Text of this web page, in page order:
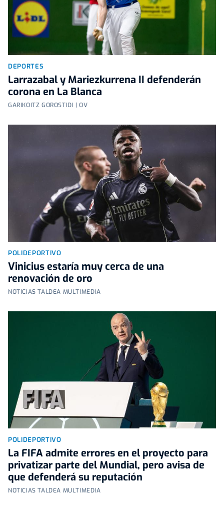
DEPORTES
Larrazabal y Mariezkurrena II defenderán
corona en La Blanca
GARIKOITZ GOROSTIDI | OV
POLIDEPORTIVO
Vinicius estaría muy cerca de una
renovación de oro
NOTICIAS TALDEA MULTIMEDIA
POLIDEPORTIVO
La FIFA admite errores en el proyecto para
privatizar parte del Mundial, pero avisa de
que defenderá su reputación
NOTICIAS TALDEA MULTIMEDIA